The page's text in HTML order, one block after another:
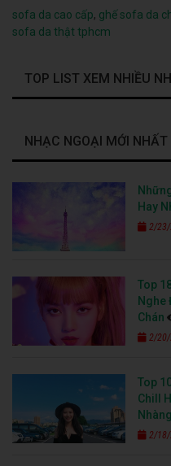
sofa da cao cấp, ghế sofa da
sofa da thật tphcm
TOP LIST XEM NHIỀU
NHẠC NGOẠI MỚI NHẤT
Hay
2/23/
Top
Nghe
Chán
2/20/
Top
Chill
Nhàng
2/18/